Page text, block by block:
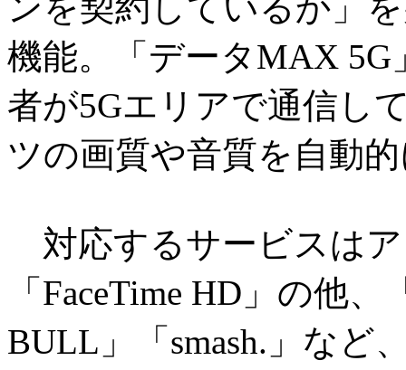
機能。「データMAX
者が5Gエリアで通信し
ツの画質や音質を自動
対応するサービスはア
「FaceTime HD」の他
BULL」「smash.」など